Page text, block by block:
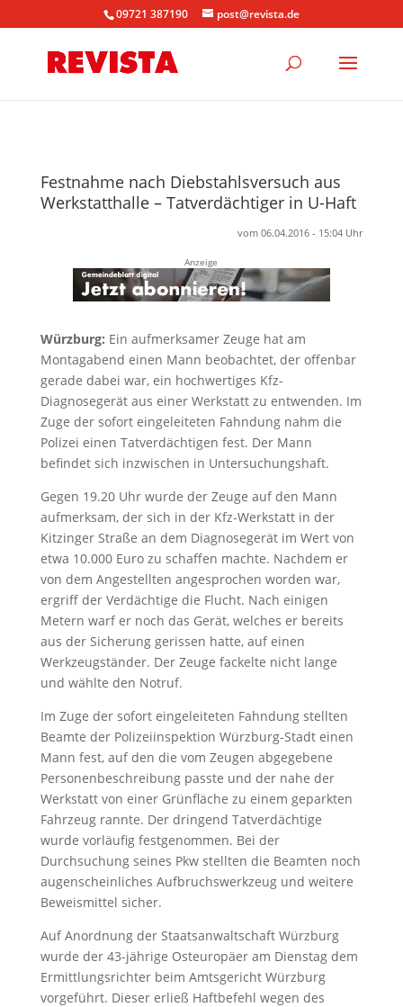
09721 387190 post@revista.de
Festnahme nach Diebstahlsversuch aus
Werkstatthalle – Tatverdächtiger in U-Haft
vom 06.04.2016 - 15:04 Uhr
Anzeige
Würzburg: Ein aufmerksamer Zeuge hat am
Montagabend einen Mann beobachtet, der offenbar
gerade dabei war, ein hochwertiges Kfz-
Diagnosegerät aus einer Werkstatt zu entwenden. Im
Zuge der sofort eingeleiteten Fahndung nahm die
Polizei einen Tatverdächtigen fest. Der Mann
befindet sich inzwischen in Untersuchungshaft.
Gegen 19.20 Uhr wurde der Zeuge auf den Mann
aufmerksam, der sich in der Kfz-Werkstatt in der
Kitzinger Straße an dem Diagnosegerät im Wert von
etwa 10.000 Euro zu schaffen machte. Nachdem er
von dem Angestellten angesprochen worden war,
ergriff der Verdächtige die Flucht. Nach einigen
Metern warf er noch das Gerät, welches er bereits
aus der Sicherung gerissen hatte, auf einen
Werkzeugständer. Der Zeuge fackelte nicht lange
und wählte den Notruf.
Im Zuge der sofort eingeleiteten Fahndung stellten
Beamte der Polizeiinspektion Würzburg-Stadt einen
Mann fest, auf den die vom Zeugen abgegebene
Personenbeschreibung passte und der nahe der
Werkstatt von einer Grünfläche zu einem geparkten
Fahrzeug rannte. Der dringend Tatverdächtige
wurde vorläufig festgenommen. Bei der
Durchsuchung seines Pkw stellten die Beamten noch
augenscheinliches Aufbruchswerkzeug und weitere
Beweismittel sicher.
Auf Anordnung der Staatsanwaltschaft Würzburg
wurde der 43-jährige Osteuropäer am Dienstag dem
Ermittlungsrichter beim Amtsgericht Würzburg
vorgeführt. Dieser erließ Haftbefehl wegen des